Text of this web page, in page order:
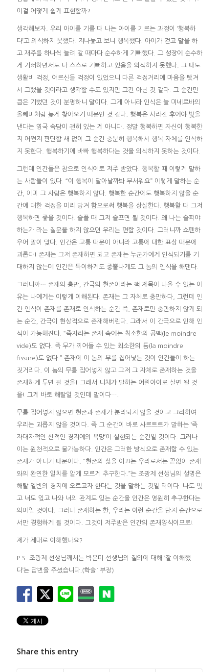
이걸 어떻게 쉽게 표현할까?
생각해보자. 우리 아이를 기를 때 나는 아이를 기르는 과정이 ‘행복하
다’고 의식하지 못했다. 지나놓고 보니 행복했다. 아이가 걷고 말을 하
고 재주를 하나씩 늘려 갈 때마다 순수하게 기뻐했다. 그 성장에 순수하
게 기뻐하면서도 나 스스로 기뻐하고 있음을 의식하지 못했다. 그 때도
생활비 걱정, 어르신들 걱정이 있었으니 다른 걱정거리에 마음을 뺏겨
서 그랬을 것이라고 생각할 수도 있지만 그건 아닌 것 같다. 그 순간만
큼은 기뻤던 것이 분명하니 말이다. 그게 아니라 인식은 늘 미네르바의
올빼미처럼 늦게 찾아오기 때문인 것 같다. 행복은 사라진 후에야 빛을
낸다는 영국 속담이 괜히 있는 게 아니다. 정말 행복하면 자신이 행복한
지 어쩐지 판단할 새 없이 그 순간 충분히 행복해서 행복 자체를 인식하
지 못한다. 행복하기에 바빠 행복하다는 것을 의식하지 못하는 것이다.
그런데 인간들은 참으로 인식에로 저주 받았다. 행복할 때 이렇게 말하
는 사람들이 있다. “이 행복이 달아날까봐 무서워요” 이렇게 말하는 순
간, 이미 그 사람은 행복하지 않다. 행복한 순간에도 행복하지 않을 순
간에 대한 걱정을 미리 당겨 함으로써 행복을 상실한다. 행복할 때 그저
행복하면 좋을 것이다. 슬플 때 그저 슬프면 될 것이다. 왜 나는 슬퍼야
하는가 라는 질문을 하지 않으면 우리는 편할 것이다. 그러니까 쇼펜하
우어 말이 맞다. 인간은 고통 때문이 아니라 고통에 대한 표상 때문에
괴롭다! 존재는 그저 존재하면 되고 존재는 누군가에게 인식되기를 기
대하지 않는데 인간은 특이하게도 중뿔나게도 그 놈의 인식을 해댄다.
그러니까… 존재의 충만, 간극의 현존이라는 책 제목이 나올 수 있는 이
유는 나에게는 이렇게 이해된다. 존재는 그 자체로 충만하다, 그런데 인
간 인식이 존재를 존재로 인식하는 순간 즉, 존재로만 충만하지 않게 되
는 순간, 간극이 현상적으로 존재해버린다. 그래서 이 간극으로 인해 인
식이 가능해진다. “즉자라는 존재 속에는 최소한의 공백(le moindre
vide)도 없다. 즉 무가 끼어들 수 있는 최소한의 틈(la moindre
fissure)도 없다.” 존재에 이 놈의 무를 집어넣는 것이 인간들이 하는
짓거리다. 이 놈의 무를 집어넣지 않고 그저 그 자체로 존재하는 것을
존재하게 두면 될 것을! 그래서 니체가 말하는 어린아이로 살면 될 것
을! 그게 바로 해탈일 것인데 말이다….
무를 집어넣지 않으면 현존과 존재가 분리되지 않을 것이고 그리하여
우리는 괴롭지 않을 것이다. 즉 그 순간이 바로 사르트르가 말하는 ‘즉
자대자적인 신적인 경지에의 욕망’이 실현되는 순간일 것이다. 그러나
이는 원천적으로 불가능하다. 인간은 그러한 방식으로 존재할 수 있는
존재가 아니기 때문이다. “현존의 삶을 이끄는 우리로서는 끝없이 존재
와의 완연한 일치를 알게 모르게 추구한다.”는 조광제 선생님의 설명은
해탈 열반의 경지에 오르고자 한다는 것을 말하는 것일 터이다. 나도 잊
고 너도 잊고 나와 너의 관계도 잊는 순간을 인간은 영원히 추구한다는
의미일 것이다. 그러나 존재하는 한, 우리는 이런 순간을 단지 순간으로
서만 경험하게 될 것이다. 그것이 저주받은 인간의 존재양식이므로!
제가 제대로 이해했나요?
P.S. 조광제 선생님께서는 박은미 선생님의 질의에 대해 ‘잘 이해했
다’는 답변을 주셨습니다.(학술1부장)
Share this entry